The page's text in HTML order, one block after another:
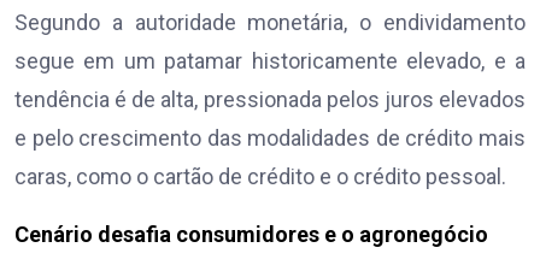
Segundo a autoridade monetária, o endividamento
segue em um patamar historicamente elevado, e a
tendência é de alta, pressionada pelos juros elevados
e pelo crescimento das modalidades de crédito mais
caras, como o cartão de crédito e o crédito pessoal.
Cenário desafia consumidores e o agronegócio